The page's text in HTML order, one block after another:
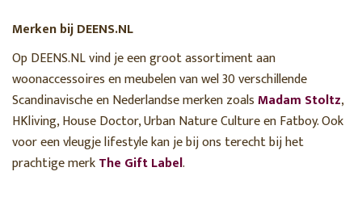
Merken bij DEENS.NL
Op DEENS.NL vind je een groot assortiment aan
woonaccessoires en meubelen van wel 30 verschillende
Scandinavische en Nederlandse merken zoalsMadam Stoltz,
HKliving, House Doctor, Urban Nature Culture en Fatboy. Ook
voor een vleugje lifestyle kan je bij ons terecht bij het
prachtige merkThe Gift Label.